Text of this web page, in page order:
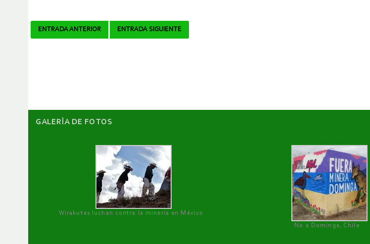
Navegador
ENTRADA ANTERIOR ENTRADA SIGUIENTE
GALERÌA DE FOTOS
Wirakutas luchan contra la minería en México
No a Dominga, Chile